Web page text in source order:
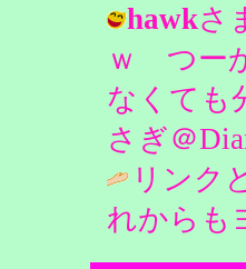
hawkさ
ｗ つー
なくても
さぎ＠
リン
れからも